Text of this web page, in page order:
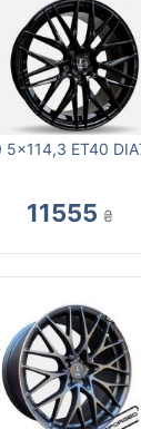
5x114,3 ET40
11555 ₴